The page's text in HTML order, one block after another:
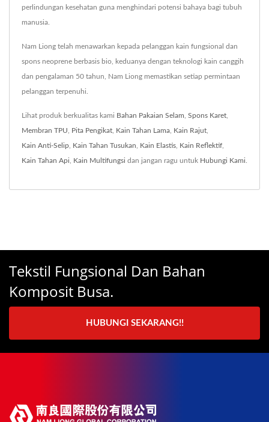
perlindungan kesehatan guna menghindari potensi bahaya bagi tubuh
manusia.
Nam Liong telah menawarkan kepada pelanggan kain fungsional dan
spons neoprene berbasis bio, keduanya dengan teknologi kain canggih
dan pengalaman 50 tahun, Nam Liong memastikan setiap permintaan
pelanggan terpenuhi.
Lihat produk berkualitas kami Bahan Pakaian Selam Spons Karet
Membran TPU Pita Pengikat Kain Tahan Lama Kain Rajut
Kain Anti-Selip Kain Tahan Tusukan Kain Elastis Kain Reflektif
Kain Tahan Api Kain Multifungsi dan jangan ragu untuk Hubungi Kami
Tekstil Fungsional Dan Bahan
Komposit Busa.
HUBUNGI SEKARANG!!